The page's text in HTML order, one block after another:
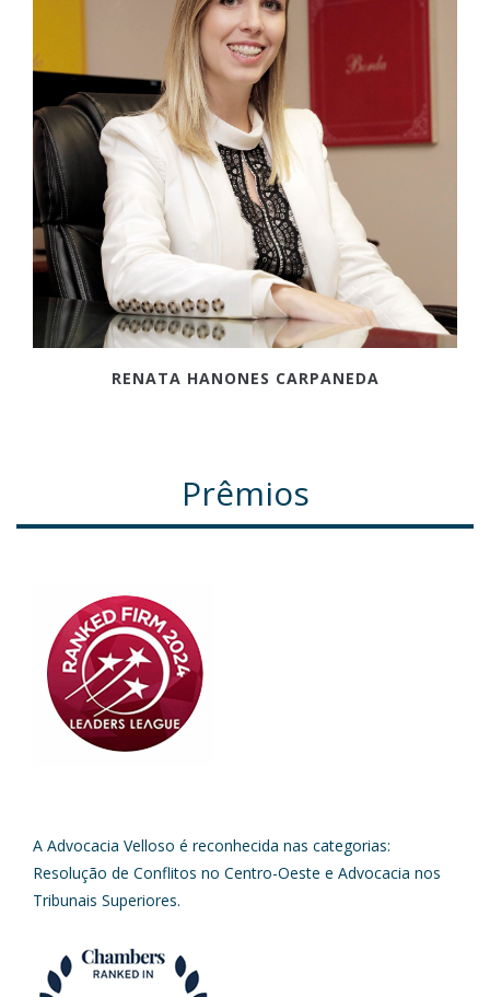
RENATA HANONES CARPANEDA
Prêmios
A Advocacia Velloso é reconhecida nas categorias:
Resolução de Conflitos no Centro-Oeste e Advocacia nos
Tribunais Superiores.